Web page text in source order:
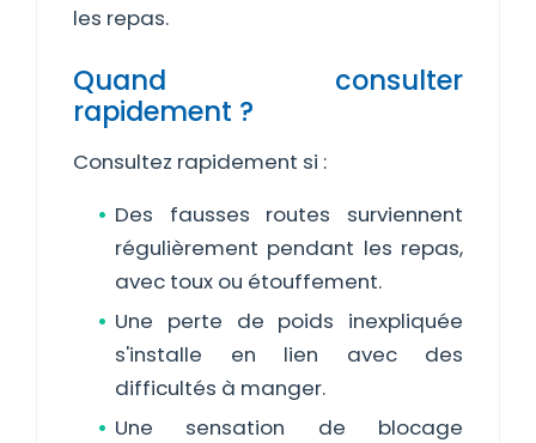
les repas.
Quand consulter
rapidement ?
Consultez rapidement si :
Des fausses routes surviennent
régulièrement pendant les repas,
avec toux ou étouffement.
Une perte de poids inexpliquée
s'installe en lien avec des
difficultés à manger.
Une sensation de blocage